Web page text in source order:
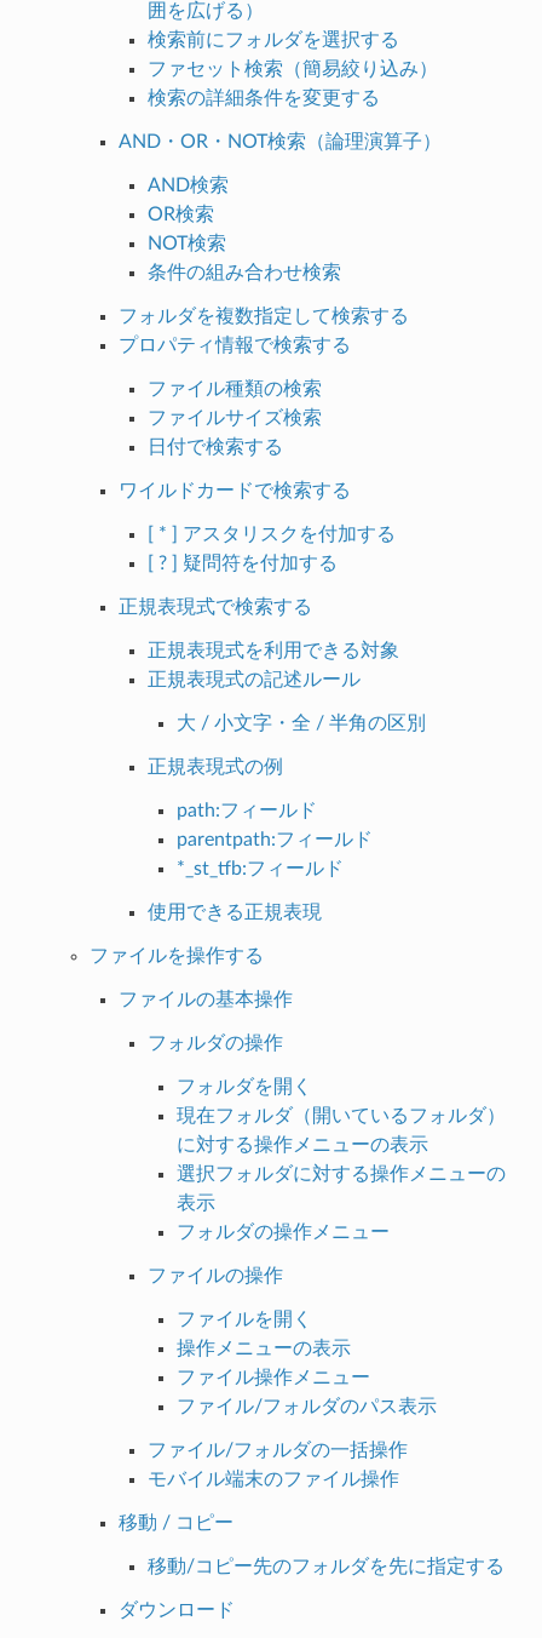
囲を広げる）
検索前にフォルダを選択する
ファセット検索（簡易絞り込み）
検索の詳細条件を変更する
AND・OR・NOT検索（論理演算子）
AND検索
OR検索
NOT検索
条件の組み合わせ検索
フォルダを複数指定して検索する
プロパティ情報で検索する
ファイル種類の検索
ファイルサイズ検索
日付で検索する
ワイルドカードで検索する
[ * ] アスタリスクを付加する
[ ? ] 疑問符を付加する
正規表現式で検索する
正規表現式を利用できる対象
正規表現式の記述ルール
大 / 小文字・全 / 半角の区別
正規表現式の例
path:フィールド
parentpath:フィールド
*_st_tfb:フィールド
使用できる正規表現
ファイルを操作する
ファイルの基本操作
フォルダの操作
フォルダを開く
現在フォルダ（開いているフォルダ）
に対する操作メニューの表示
選択フォルダに対する操作メニューの
表示
フォルダの操作メニュー
ファイルの操作
ファイルを開く
操作メニューの表示
ファイル操作メニュー
ファイル/フォルダのパス表示
ファイル/フォルダの一括操作
モバイル端末のファイル操作
移動 / コピー
移動/コピー先のフォルダを先に指定する
ダウンロード